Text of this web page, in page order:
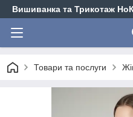
Вишиванка та Трикотаж
Товари та послуги